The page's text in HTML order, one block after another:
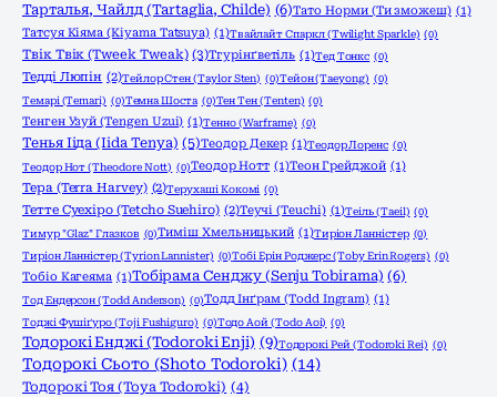
Тарталья, Чайлд (Tartaglia, Childe) (6)Тато Норми (Ти зможеш) (1)
Татсуя Кіяма (Kiyama Tatsuya) (1)Твайлайт Спаркл (Twilight Sparkle) (0)
Твік Твік (Tweek Tweak) (3)Тгурінґветіль (1)Тед Тонкс (0)
Тедді Люпін (2)Тейлор Стен (Taylor Sten) (0)Тейон (Taeyong) (0)
Темарі (Temari) (0)Темна Шоста (0)Тен Тен (Tenten) (0)
Тенген Узуй (Tengen Uzui) (1)Тенно (Warframe) (0)
Тенья Ііда (Iida Tenya) (5)Теодор Декер (1)Теодор Лоренс (0)
Теодор Нот (Theodore Nott) (0)Теодор Нотт (1)Теон Грейджой (1)
Тера (Terra Harvey) (2)Терухаші Кокомі (0)
Тетте Суехіро (Tetcho Suehiro) (2)Теучі (Teuchi) (1)Теіль (Taeil) (0)
Тимур "Glaz" Глазков (0)Тиміш Хмельницький (1)Тиріон Ланністер (0)
Тиріон Ланністер (Tyrion Lannister) (0)Тобі Ерін Роджерс (Toby Erin Rogers) (0)
Тобіо Кагеяма (1)Тобірама Сенджу (Senju Tobirama) (6)
Тод Ендерсон (Todd Anderson) (0)Тодд Інґрам (Todd Ingram) (1)
Тоджі Фушіґуро (Toji Fushiguro) (0)Тодо Аой (Todo Aoi) (0)
Тодорокі Енджі (Todoroki Enji) (9)Тодорокі Рей (Todoroki Rei) (0)
Тодорокі Сьото (Shoto Todoroki) (14)
Тодорокі Тоя (Toya Todoroki) (4)